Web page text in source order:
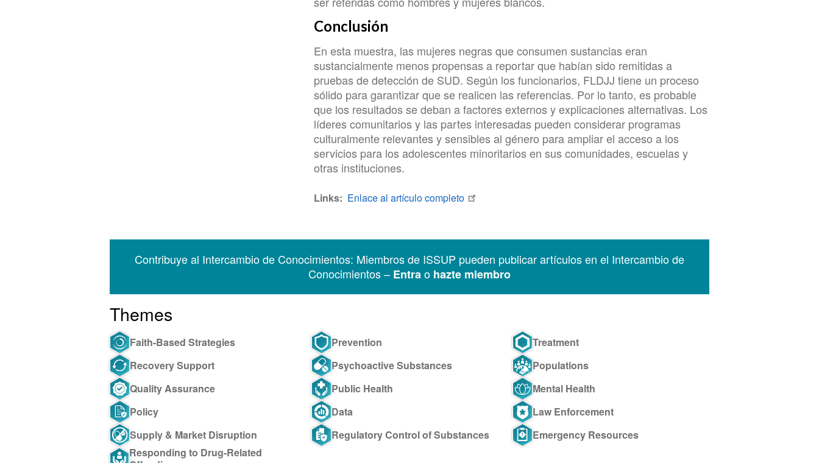
Conclusión
En esta muestra, las mujeres negras que consumen sustancias eran
sustancialmente menos propensas a reportar que habían sido remitidas a
pruebas de detección de SUD. Según los funcionarios, FLDJJ tiene un proceso
sólido para garantizar que se realicen las referencias. Por lo tanto, es probable
que los resultados se deban a factores externos y explicaciones alternativas. Los
líderes comunitarios y las partes interesadas pueden considerar programas
culturalmente relevantes y sensibles al género para ampliar el acceso a los
servicios para los adolescentes minoritarios en sus comunidades, escuelas y
otras instituciones.
Links Enlace al artículo completo
Contribuye al Intercambio de Conocimientos: Miembros de ISSUP pueden publicar artículos en el Intercambio de
Conocimientos – Entrao hazte miembro
Themes
Faith-Based Strategies Prevention
Treatment
Recovery Support
Psychoactive Substances
Populations
Quality Assurance
Public Health
Mental Health
Policy
Data
Law Enforcement
Supply & Market Disruption
Regulatory Control of Substances
Emergency Resources
Responding to Drug-Related